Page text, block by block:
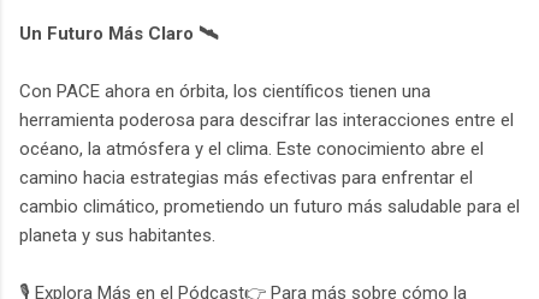
Un Futuro Más Claro 🛰️
Con PACE ahora en órbita, los científicos tienen una
herramienta poderosa para descifrar las interacciones entre el
océano, la atmósfera y el clima. Este conocimiento abre el
camino hacia estrategias más efectivas para enfrentar el
cambio climático, prometiendo un futuro más saludable para el
planeta y sus habitantes.
🎙️ Explora Más en el Pódcast👉 Para más sobre cómo la